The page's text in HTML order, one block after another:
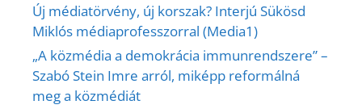
Új médiatörvény, új korszak? Interjú Sükösd
Miklós médiaprofesszorral (Media1)
„A közmédia a demokrácia immunrendszere” –
Szabó Stein Imre arról, miképp reformálná
meg a közmédiát